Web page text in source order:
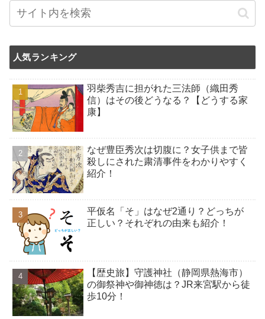
人気ランキング
羽柴秀吉に担がれた三法師（織田秀
信）はその後どうなる？【どうする家
康】
なぜ豊臣秀次は切腹に？女子供まで皆
殺しにされた粛清事件をわかりやすく
紹介！
平仮名「そ」はなぜ2通り？どっちが
正しい？それぞれの由来も紹介！
【歴史旅】守護神社（静岡県熱海市）
の御祭神や御神徳は？JR来宮駅から徒
歩10分！